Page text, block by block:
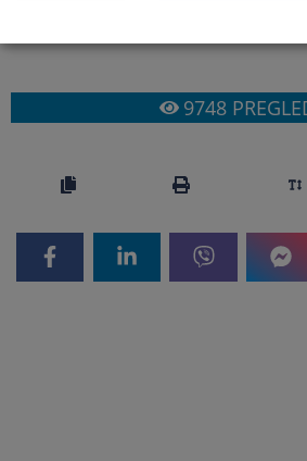
9748